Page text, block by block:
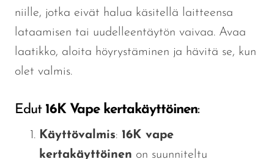
niille, jotka eivät halua käsitellä laitteensa
lataamisen tai uudelleentäytön vaivaa. Avaa
laatikko, aloita höyrystäminen ja hävitä se, kun
olet valmis.
Edut 16K Vape kertakäyttöinen:
Käyttövalmis: 16K vape
kertakäyttöinen on suunniteltu